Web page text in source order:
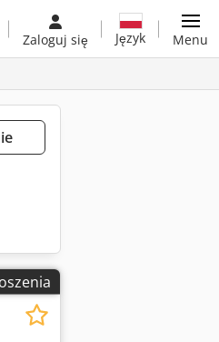
Zaloguj się Język Menu